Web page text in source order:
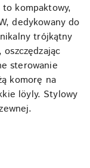
kompaktowy,
dedykowany do
trójkątny
sterowanie
komorę na
löyly. Stylowy